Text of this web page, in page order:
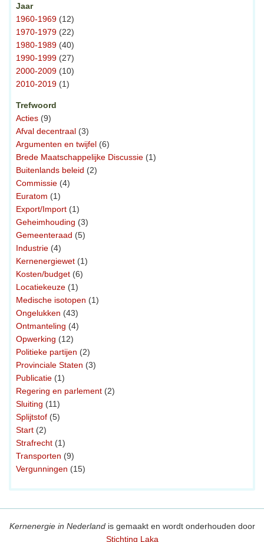
Jaar
1960-1969 (12)
1970-1979 (22)
1980-1989 (40)
1990-1999 (27)
2000-2009 (10)
2010-2019 (1)
Trefwoord
Acties (9)
Afval decentraal (3)
Argumenten en twijfel (6)
Brede Maatschappelijke Discussie (1)
Buitenlands beleid (2)
Commissie (4)
Euratom (1)
Export/Import (1)
Geheimhouding (3)
Gemeenteraad (5)
Industrie (4)
Kernenergiewet (1)
Kosten/budget (6)
Locatiekeuze (1)
Medische isotopen (1)
Ongelukken (43)
Ontmanteling (4)
Opwerking (12)
Politieke partijen (2)
Provinciale Staten (3)
Publicatie (1)
Regering en parlement (2)
Sluiting (11)
Splijtstof (5)
Start (2)
Strafrecht (1)
Transporten (9)
Vergunningen (15)
Kernenergie in Nederlandis gemaakt en wordt onderhouden door
Stichting Laka